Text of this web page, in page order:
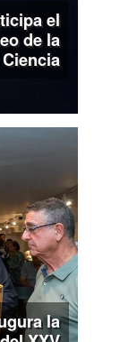
el
de la
Ciencia
la